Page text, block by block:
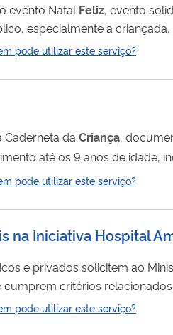
evento Natal Feliz, evento
especialmente a
de Vida Mariana.
pode utilizar este serviço?
da Criança,
até os 9 anos de idade,
direito de todacriançanascida
pode utilizar este serviço?
na Iniciativa Hospital
e privados solicitem ao
critérios
pode utilizar este serviço?